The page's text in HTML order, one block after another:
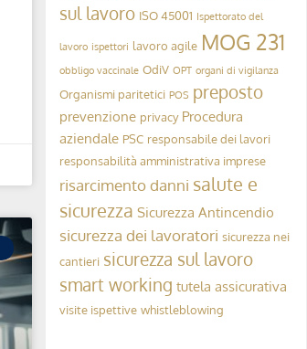
sul lavoro ISO 45001 Ispettorato del
lavoro ispettori lavoro agile MOG 231
obbligo vaccinale OdiV OPT organi di vigilanza
Organismi paritetici POS preposto
prevenzione privacy Procedura
aziendale PSC responsabile dei lavori
responsabilità amministrativa imprese
risarcimento danni salute e
sicurezza Sicurezza Antincendio
sicurezza dei lavoratori sicurezza nei
cantieri sicurezza sul lavoro
smart working tutela assicurativa
visite ispettive whistleblowing